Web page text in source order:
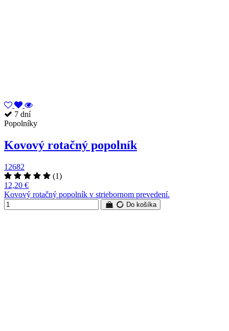
7 dní
Popolníky
Kovový rotačný popolník
12682
(1)
12,20 €
Kovový rotačný popolník v striebornom prevedení.
Do košíka